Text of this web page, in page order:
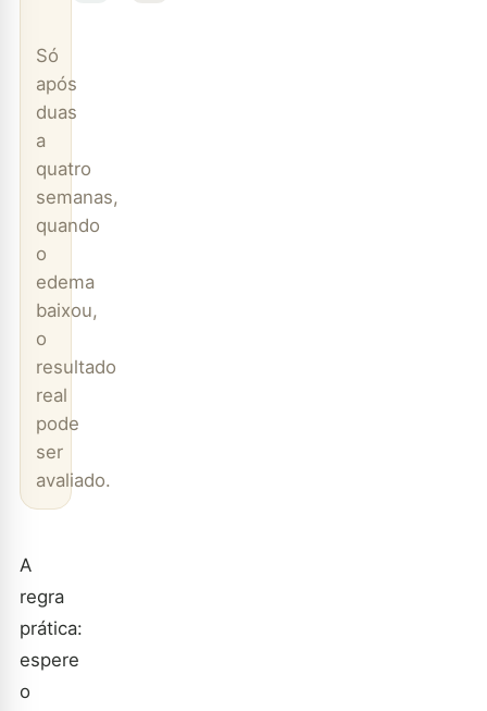
Só
após
duas
a
quatro
semanas,
quando
o
edema
baixou,
o
resultado
real
pode
ser
avaliado.
A
regra
prática:
espere
o